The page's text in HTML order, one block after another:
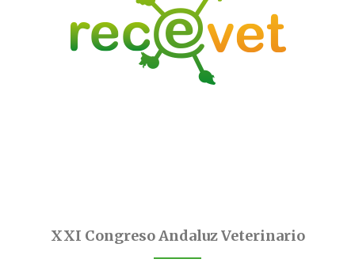
XXI Congreso Andaluz Veterinario